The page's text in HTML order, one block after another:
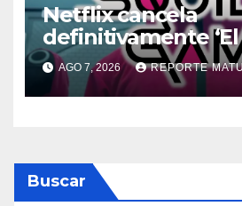
Netflix cancela
definitivamente
Calamar’ de David
AGO 7, 2026 REPORTE
Buscar